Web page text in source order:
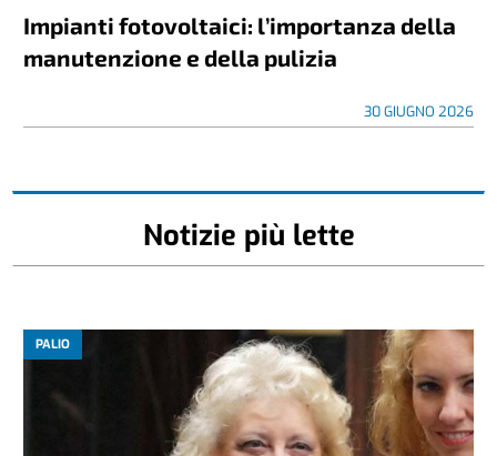
Impianti fotovoltaici: l’importanza della
manutenzione e della pulizia
30 GIUGNO 2026
Notizie più lette
PALIO